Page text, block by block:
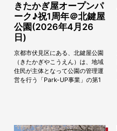
きたかぎ屋オープンパ
ーク♪祝1周年＠北鍵屋
公園(2026年4月26
日)
京都市伏見区にある、北鍵屋公園
（きたかぎやこうえん）は、地域
住民が主体となって公園の管理運
営を行う「Park-UP事業」の第1